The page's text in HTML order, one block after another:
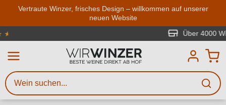
Zum Hauptinhalt springen
Vertraute Winzer, frisches Design – willkommen auf unserer
neuen Website
von 5 Sternen
Weinsuche
Mindestens 3 Zeichen eingeben
Beschreiben Sie, welchen Wein
Sie suchen – ob nach Geschmack,